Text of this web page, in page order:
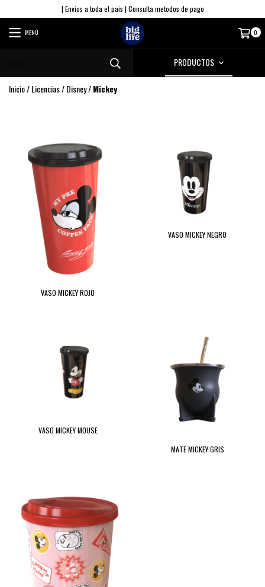
| Envios a toda el pais | Consulta metodos de pago
MENÚ 0
PRODUCTOS
Inicio/Licencias/Disney/Mickey
VASO MICKEY ROJO
VASO MICKEY NEGRO
VASO MICKEY MOUSE
MATE MICKEY GRIS